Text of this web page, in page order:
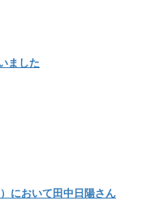
ました
において田中日陽さん